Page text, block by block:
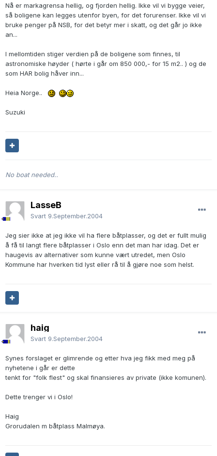
Nå er markagrensa hellig, og fjorden hellig. Ikke vil vi bygge veier,
så boligene kan legges utenfor byen, for det forurenser. Ikke vil vi
bruke penger på NSB, for det betyr mer i skatt, og det går jo ikke
an...
I mellomtiden stiger verdien på de boligene som finnes, til
astronomiske høyder ( hørte i går om 850 000,- for 15 m2.. ) og de
som HAR bolig håver inn...
Heia Norge..
Suzuki
No boat needed..
LasseB
Svart 9.September.2004
Jeg sier ikke at jeg ikke vil ha flere båtplasser, og det er fullt mulig
å få til langt flere båtplasser i Oslo enn det man har idag. Det er
haugevis av alternativer som kunne vært utredet, men Oslo
Kommune har hverken tid lyst eller rå til å gjøre noe som helst.
haig
Svart 9.September.2004
Synes forslaget er glimrende og etter hva jeg fikk med meg på
nyhetene i går er dette
tenkt for "folk flest" og skal finansieres av private (ikke komunen).
Dette trenger vi i Oslo!
Haig
Grorudalen m båtplass Malmøya.